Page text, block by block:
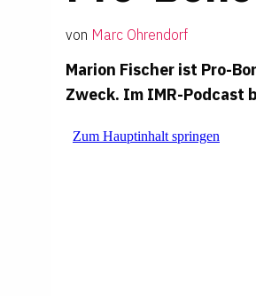
von Marc Ohrendorf
Marion Fischer ist Pro-
Zweck. Im IMR-Podcast